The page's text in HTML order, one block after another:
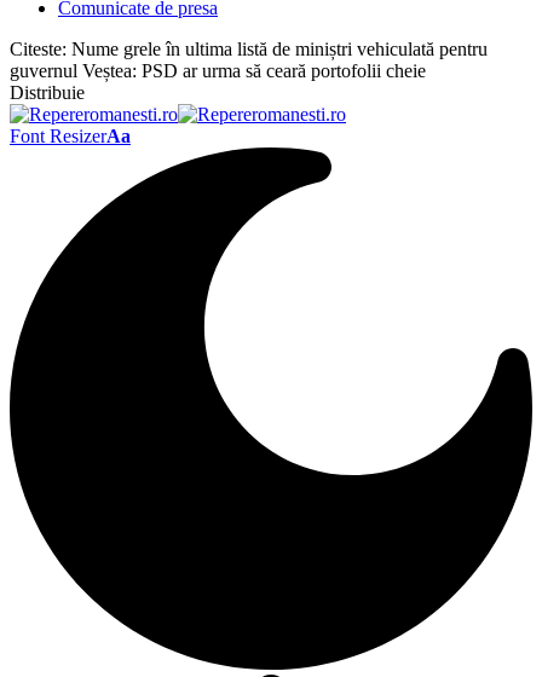
Comunicate de presa
Citeste: Nume grele în ultima listă de miniștri vehiculată pentru
guvernul Veștea: PSD ar urma să ceară portofolii cheie
Distribuie
Font ResizerAa